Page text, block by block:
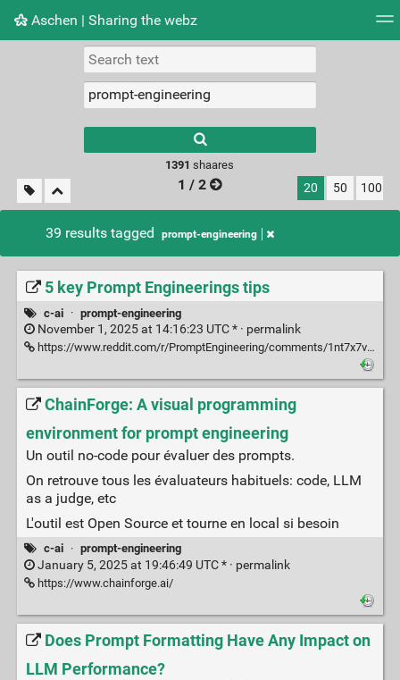
Aschen | Sharing the webz
Picture wall
results.
1391 shaares
1 / 2 20 50 100
39 results tagged prompt-engineering
5 key Prompt Engineerings tips
c-ai · prompt-engineering
November 1, 2025 at 14:16:23 UTC * · permalink
https://www.reddit.com/r/PromptEngineering/comments/1nt7x7v/after_1000_hours_of_prompt_engineering_i_found/
ChainForge: A visual programming
environment for prompt engineering
Un outil no-code pour évaluer des prompts.
On retrouve tous les évaluateurs habituels: code, LLM
as a judge, etc
L'outil est Open Source et tourne en local si besoin
c-ai · prompt-engineering
January 5, 2025 at 19:46:49 UTC * · permalink
https://www.chainforge.ai/
Does Prompt Formatting Have Any Impact on
LLM Performance?